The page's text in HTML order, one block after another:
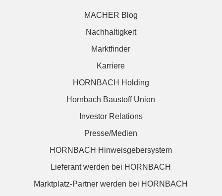
MACHER Blog
Nachhaltigkeit
Marktfinder
Karriere
HORNBACH Holding
Hornbach Baustoff Union
Investor Relations
Presse/Medien
HORNBACH Hinweisgebersystem
Lieferant werden bei HORNBACH
Marktplatz-Partner werden bei HORNBACH